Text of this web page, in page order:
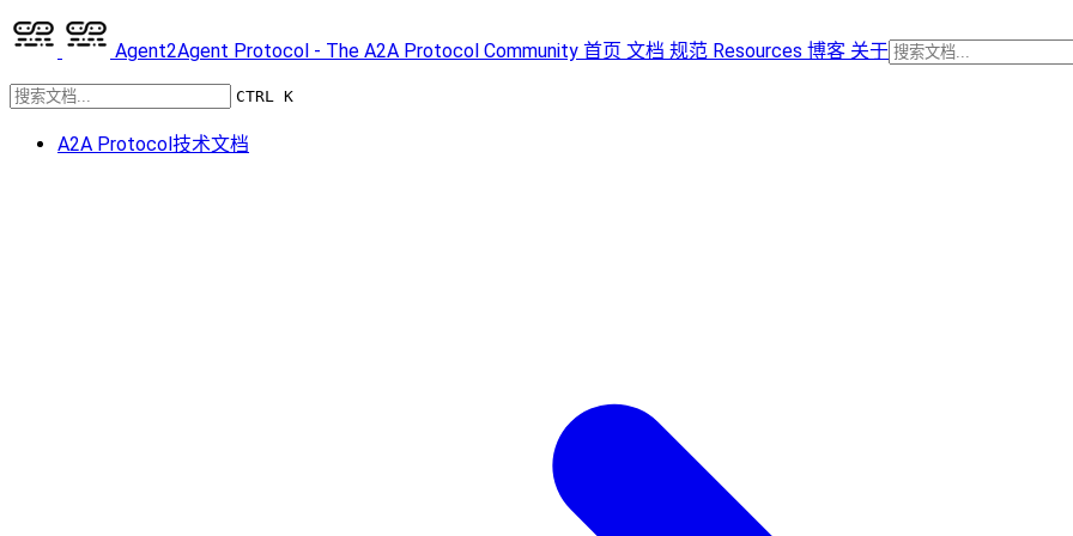
Agent2Agent Protocol - The A2A Protocol Community 首页 文档 规范 Resources 博客 关于
CTRL K
A2A Protocol技术文档